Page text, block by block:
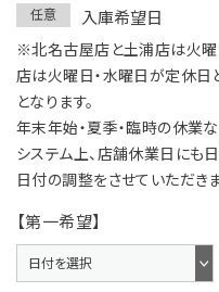
任意 入庫希望日
※北名古屋店と土浦店は火曜
店は火曜日・水曜日が定休日
となります。
年末年始・夏季・臨時の休業
システム上、店舗休業日にも
日付の調整をさせていただきま
【第一希望】